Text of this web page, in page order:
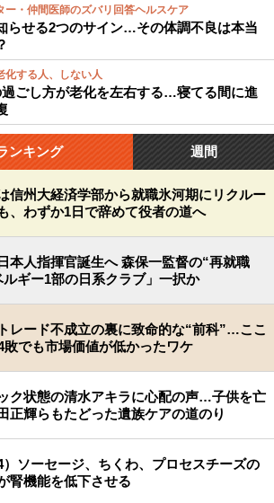
ー・仲間医師のズバリ回答ヘルスケア
らせる2つのサイン…その体調不良は本当
化する人、しない人
過ごし方が老化を左右する…寝てる間に進
ンキング 週間
信州大経済学部から就職氷河期にリクルー
、わずか1日で辞めて役者の道へ
本人指揮官誕生へ 森保一監督の“再就職
ルギー1部の日系クラブ」一択か
レード不成立の裏に致命的な“前科”…ここ
敗でも市場価値が低かったワケ
ク状態の清水アキラに心配の声…子供を亡
正輝らもたどった遺族ケアの道のり
）ソーセージ、ちくわ、プロセスチーズの
腎機能を低下させる